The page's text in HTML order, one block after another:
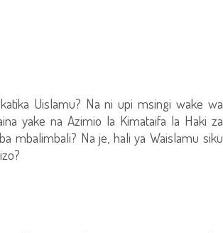
Uislamu? Na ni upi msingi wake wa
yake na Azimio la Kimataifa la Haki za
mbalimbali? Na je, hali ya Waislamu siku